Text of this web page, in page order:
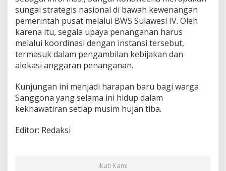
sungai strategis nasional di bawah kewenangan
pemerintah pusat melalui BWS Sulawesi IV. Oleh
karena itu, segala upaya penanganan harus
melalui koordinasi dengan instansi tersebut,
termasuk dalam pengambilan kebijakan dan
alokasi anggaran penanganan.
Kunjungan ini menjadi harapan baru bagi warga
Sanggona yang selama ini hidup dalam
kekhawatiran setiap musim hujan tiba.
Editor: Redaksi
Ikuti Kami